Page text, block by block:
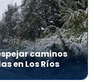
caminos
en Los Ríos